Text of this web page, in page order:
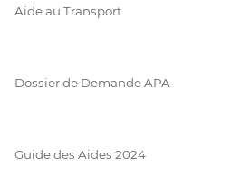
Aide au Transport
Dossier de Demande APA
Guide des Aides 2024